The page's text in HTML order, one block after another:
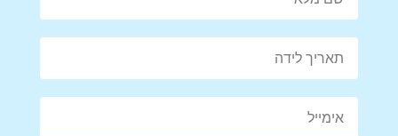
בלמונט
₪990
–
₪999
מזוודה קשיחה גדולה 28 איינץ
₪499